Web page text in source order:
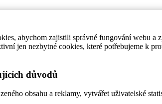
abychom zajistili správné fungování webu
jen nezbytné cookies, které potřebujeme k
důvodů
obsahu a reklamy, vytvářet uživatelské